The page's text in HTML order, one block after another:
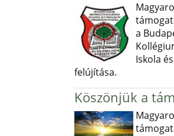
a
Iskola
felújítása.
Köszönjük a